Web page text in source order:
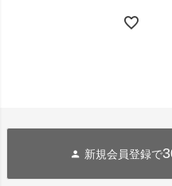
新規会員登録で